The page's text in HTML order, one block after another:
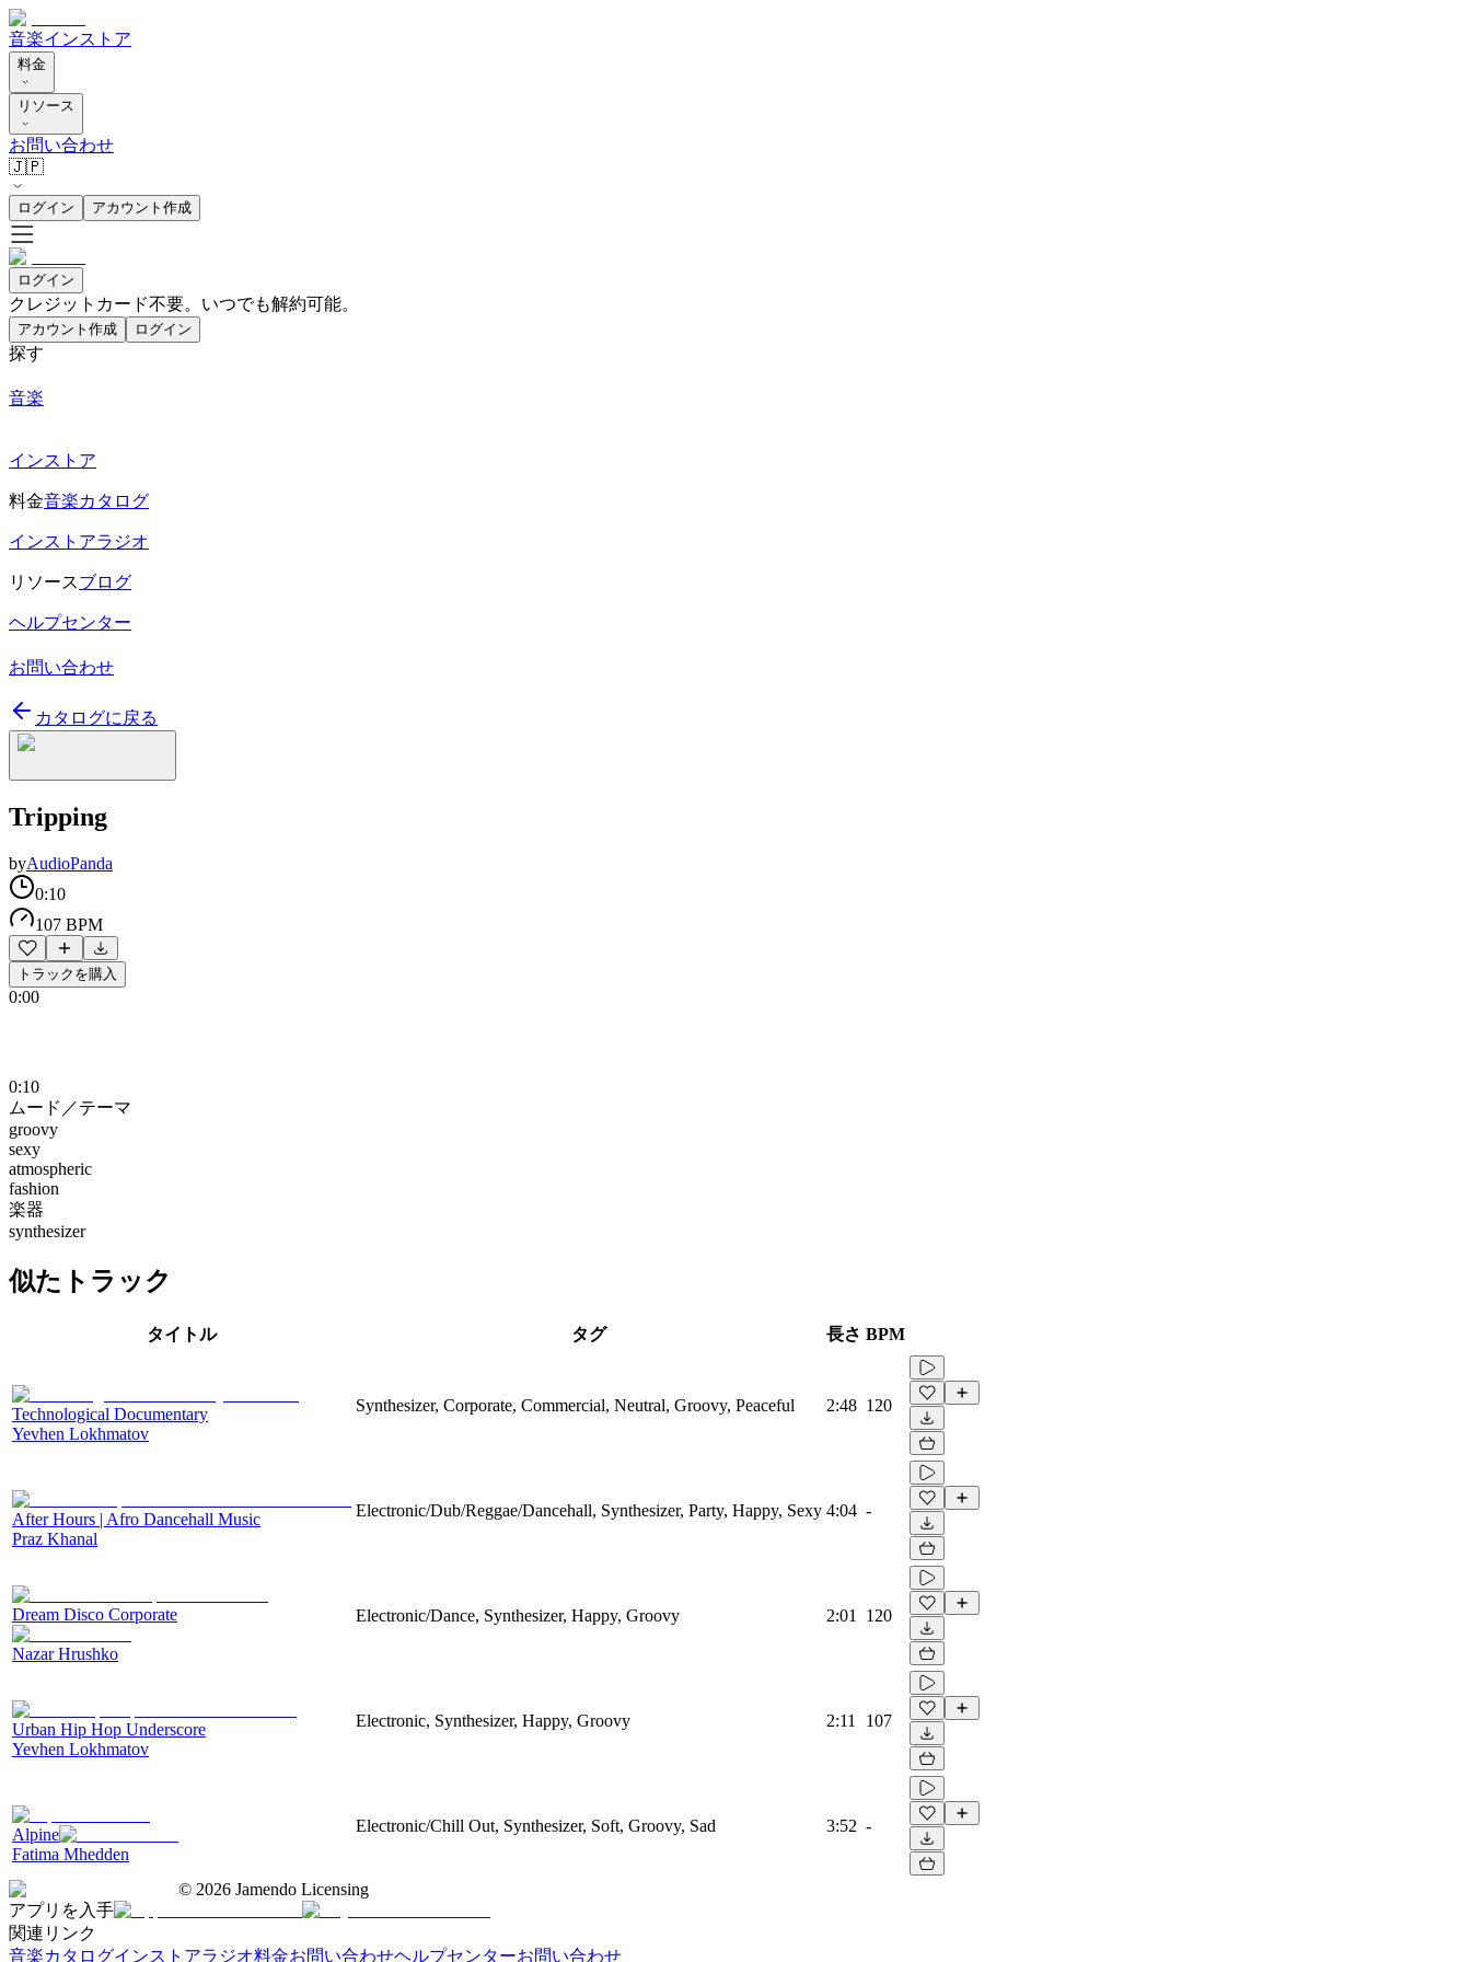
音楽インストア
料金
リソース
お問い合わせ
🇯🇵
ログイン アカウント作成
ログイン
クレジットカード不要。いつでも解約可能。
アカウント作成 ログイン
探す
音楽
インストア
料金音楽カタログ
インストアラジオ
リソースブログ
ヘルプセンター
お問い合わせ
カタログに戻る
Tripping
byAudioPanda
0:10
107 BPM
トラックを購入
0:00
0:10
ムード／テーマ
groovy
sexy
atmospheric
fashion
楽器
synthesizer
似たトラック
タイトル タグ 長さ BPM
Technological Documentary
Yevhen Lokhmatov
Synthesizer, Corporate, Commercial, Neutral, Groovy, Peaceful 2:48 120
After Hours | Afro Dancehall Music
Praz Khanal
Electronic/Dub/Reggae/Dancehall, Synthesizer, Party, Happy, Sexy 4:04 -
Dream Disco Corporate
Nazar Hrushko
Electronic/Dance, Synthesizer, Happy, Groovy 2:01 120
Urban Hip Hop Underscore
Yevhen Lokhmatov
Electronic, Synthesizer, Happy, Groovy 2:11 107
Alpine
Fatima Mhedden
Electronic/Chill Out, Synthesizer, Soft, Groovy, Sad 3:52 -
© 2026 Jamendo Licensing
アプリを入手
関連リンク
音楽カタログインストアラジオ料金お問い合わせヘルプセンターお問い合わせ